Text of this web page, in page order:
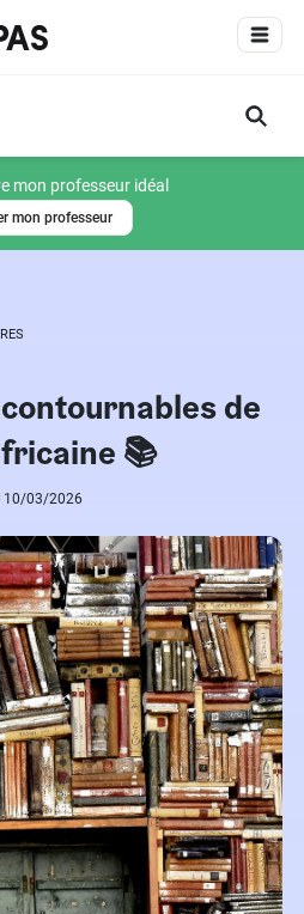
mon professeur idéal
mon professeur
de
📚
10/03/2026